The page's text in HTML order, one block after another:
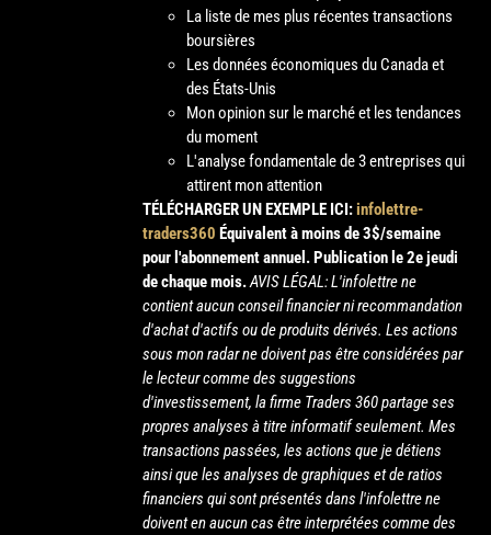
La liste de mes plus récentes transactions
boursières
Les données économiques du Canada et
des États-Unis
Mon opinion sur le marché et les tendances
du moment
L'analyse fondamentale de 3 entreprises qui
attirent mon attention
TÉLÉCHARGER UN EXEMPLE ICI:infolettre-
traders360 Équivalent à moins de 3$/semaine
pour l'abonnement annuel.Publication le 2e jeudi
de chaque mois.AVIS LÉGAL: L'infolettre ne
contient aucun conseil financier ni recommandation
d'achat d'actifs ou de produits dérivés. Les actions
sous mon radar ne doivent pas être considérées par
le lecteur comme des suggestions
d'investissement, la firme Traders 360 partage ses
propres analyses à titre informatif seulement. Mes
transactions passées, les actions que je détiens
ainsi que les analyses de graphiques et de ratios
financiers qui sont présentés dans l'infolettre ne
doivent en aucun cas être interprétées comme des